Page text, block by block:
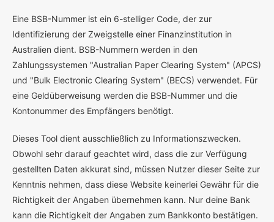
Eine BSB-Nummer ist ein 6-stelliger Code, der zur
Identifizierung der Zweigstelle einer Finanzinstitution in
Australien dient. BSB-Nummern werden in den
Zahlungssystemen "Australian Paper Clearing System" (APCS)
und "Bulk Electronic Clearing System" (BECS) verwendet. Für
eine Geldüberweisung werden die BSB-Nummer und die
Kontonummer des Empfängers benötigt.
Dieses Tool dient ausschließlich zu Informationszwecken.
Obwohl sehr darauf geachtet wird, dass die zur Verfügung
gestellten Daten akkurat sind, müssen Nutzer dieser Seite zur
Kenntnis nehmen, dass diese Website keinerlei Gewähr für die
Richtigkeit der Angaben übernehmen kann. Nur deine Bank
kann die Richtigkeit der Angaben zum Bankkonto bestätigen.